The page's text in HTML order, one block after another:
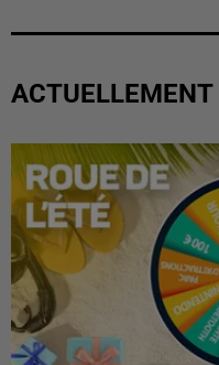
ACTUELLEMENT